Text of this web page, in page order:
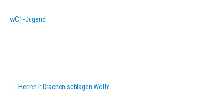
wC1-Jugend
Post
navigation
← Herren I: Drachen schlagen Wölfe